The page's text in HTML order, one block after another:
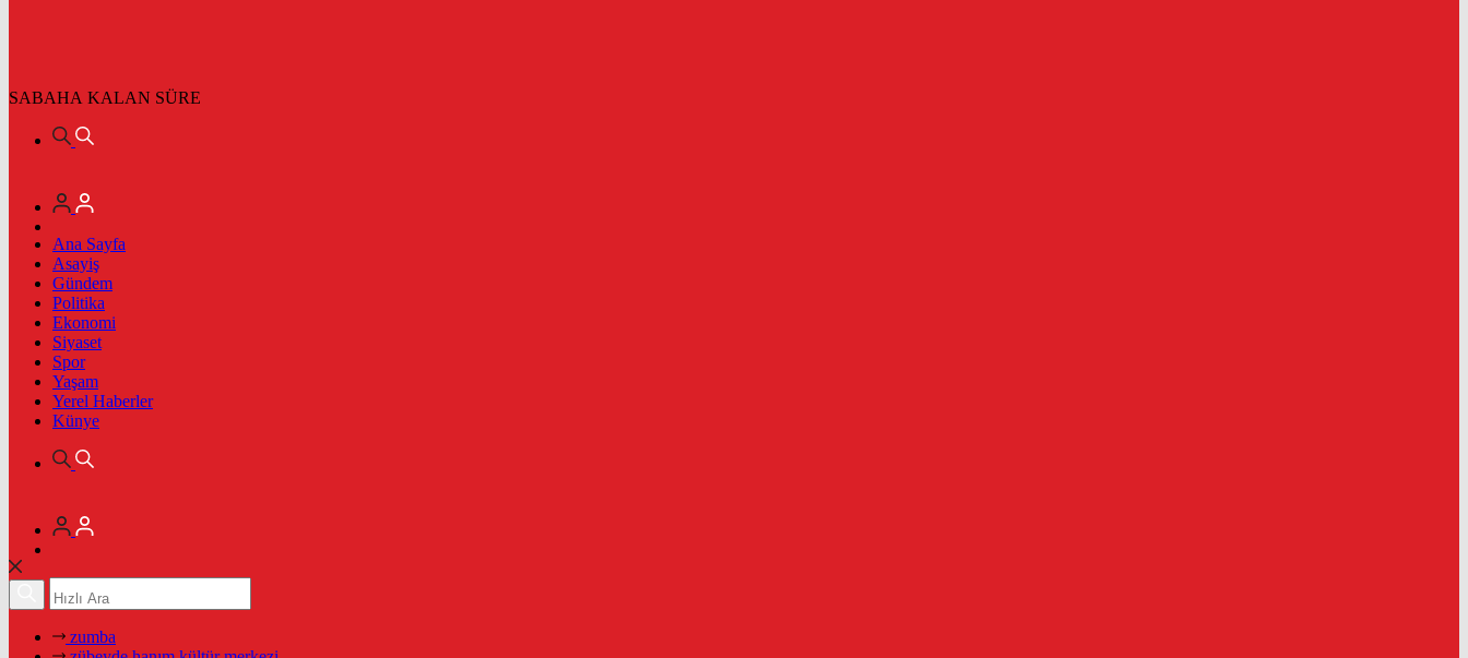
SABAHA KALAN SÜRE
Ana Sayfa
Asayiş
Gündem
Politika
Ekonomi
Siyaset
Spor
Yaşam
Yerel Haberler
Künye
zumba